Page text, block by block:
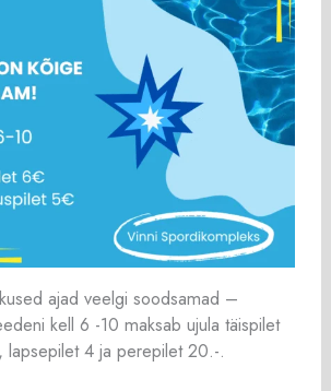
ajad veelgi soodsamad –
kell 6 -10 maksab ujula täispilet
lapsepilet 4 ja perepilet 20.-.